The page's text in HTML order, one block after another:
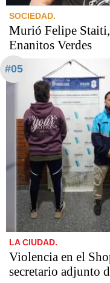
SOCIEDAD.
Murió Felipe
Enanitos Verdes
#05
LA CIUDAD.
Violencia en el
secretario adjunto